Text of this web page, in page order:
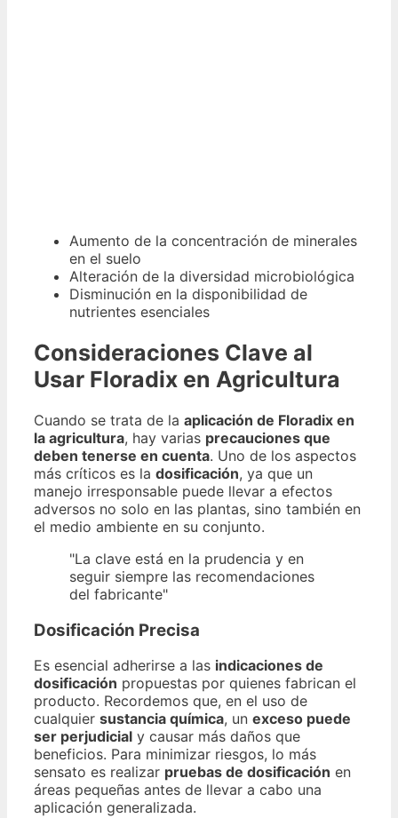
Aumento de la concentración de minerales
en el suelo
Alteración de la diversidad microbiológica
Disminución en la disponibilidad de
nutrientes esenciales
Consideraciones Clave al
Usar Floradix en Agricultura
Cuando se trata de la aplicación de Floradix en
la agricultura, hay varias precauciones que
deben tenerse en cuenta. Uno de los aspectos
más críticos es la dosificación, ya que un
manejo irresponsable puede llevar a efectos
adversos no solo en las plantas, sino también en
el medio ambiente en su conjunto.
"La clave está en la prudencia y en
seguir siempre las recomendaciones
del fabricante"
Dosificación Precisa
Es esencial adherirse a las indicaciones de
dosificación propuestas por quienes fabrican el
producto. Recordemos que, en el uso de
cualquier sustancia química, un exceso puede
ser perjudicial y causar más daños que
beneficios. Para minimizar riesgos, lo más
sensato es realizar pruebas de dosificación en
áreas pequeñas antes de llevar a cabo una
aplicación generalizada.